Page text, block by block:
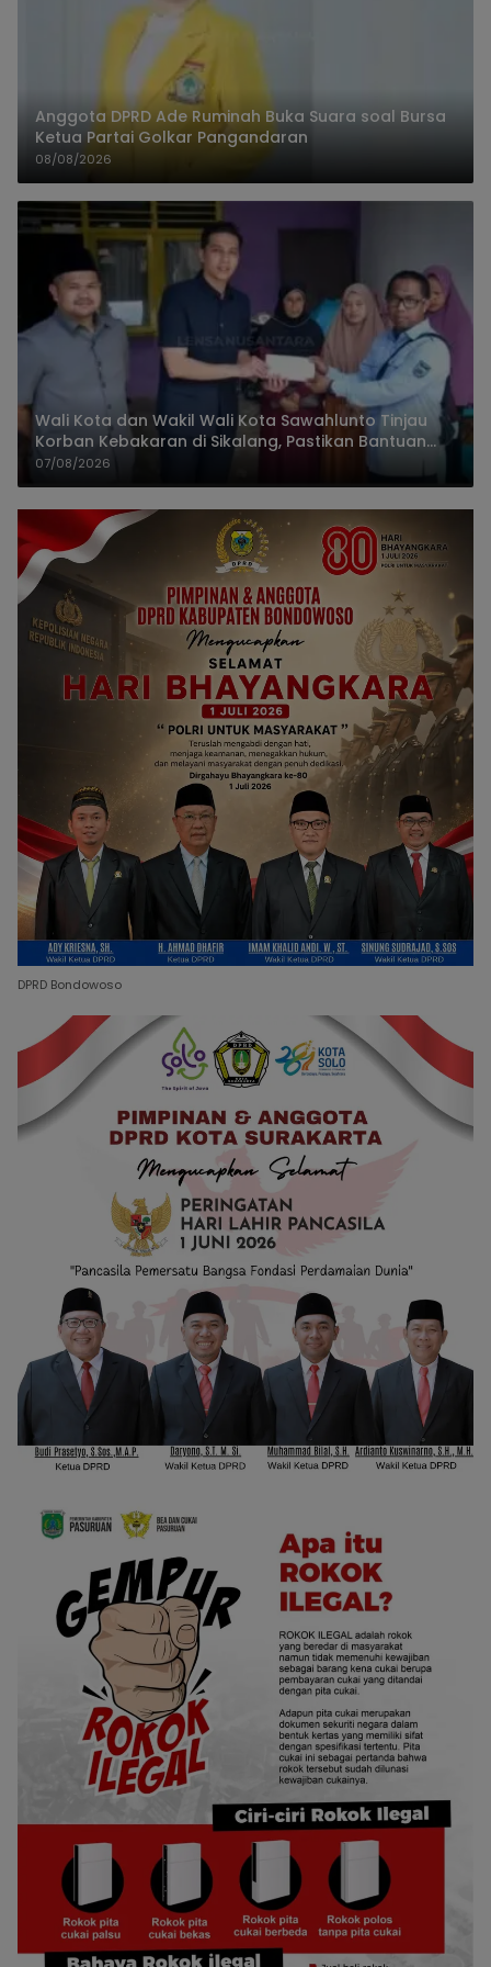
Anggota DPRD Ade Ruminah Buka Suara soal Bursa
Ketua Partai Golkar Pangandaran
08/08/2026
Wali Kota dan Wakil Wali Kota Sawahlunto Tinjau
Korban Kebakaran di Sikalang, Pastikan Bantuan
dan Perkuat Mitigasi Bencana
07/08/2026
DPRD Bondowoso